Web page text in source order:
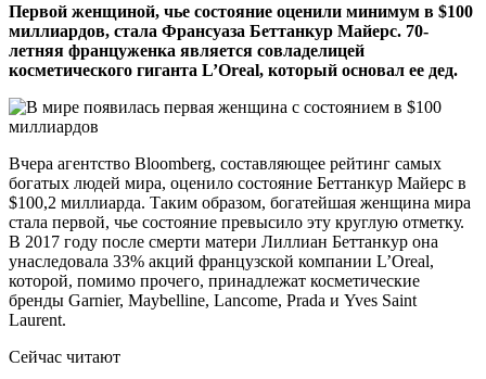
Первой женщиной, чье состояние оценили минимум в $100
миллиардов, стала Франсуаза Беттанкур Майерс. 70-
летняя француженка является совладелицей
косметического гиганта L’Oreal, который основал ее дед.
Вчера агентство Bloomberg, составляющее рейтинг самых
богатых людей мира, оценило состояние Беттанкур Майерс в
$100,2 миллиарда. Таким образом, богатейшая женщина мира
стала первой, чье состояние превысило эту круглую отметку.
В 2017 году после смерти матери Лиллиан Беттанкур она
унаследовала 33% акций французской компании L’Oreal,
которой, помимо прочего, принадлежат косметические
бренды Garnier, Maybelline, Lancome, Prada и Yves Saint
Laurent.
Сейчас читают